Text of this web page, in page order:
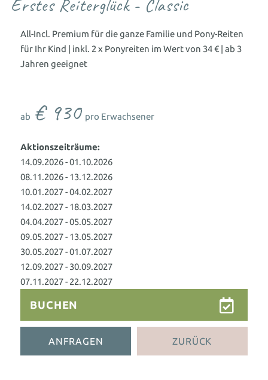
Familienwelt
Gutscheine schenken
Zimmer aussuchen & buchen
Babywelt
Kinderwelt
Kinder 1&1 Kinderbetreuung
Betreuung besonderer Kinder
Familienwelt
Wohnen als Familie Animation für die ganze Familie
Outdoor Erlebniswelt
Familienurlaub in Süddeutschland
WASSERWELTEN
Indoor
Wasserpark Hallenbad
Outdoor
Wellness für Eltern
Saunen Ruhe & Entspannung
Adults only - Infinity-Pool
Spa-Anwendungen
Wellness für Tagesgäste
Erstes Reiterglück - Classic
All-Incl. Premium für die ganze Familie und Pony-Reiten
für Ihr Kind | inkl. 2 x Ponyreiten im Wert von 34 € | ab 3
Jahren geeignet
ab € 930 pro Erwachsener
Aktionszeiträume:
14.09.2026 - 01.10.2026
08.11.2026 - 13.12.2026
10.01.2027 - 04.02.2027
14.02.2027 - 18.03.2027
04.04.2027 - 05.05.2027
09.05.2027 - 13.05.2027
30.05.2027 - 01.07.2027
12.09.2027 - 30.09.2027
07.11.2027 - 22.12.2027
BUCHEN
ANFRAGEN ZURÜCK